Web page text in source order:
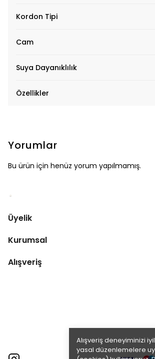
Alışveriş deneyiminizi
yasal düzenlemelere
Kordon Tipi
Cam
Suya Dayanıklılık
Özellikler
Yorumlar
Bu ürün için henüz yorum yapılmamış.
Üyelik
Kurumsal
Alışveriş